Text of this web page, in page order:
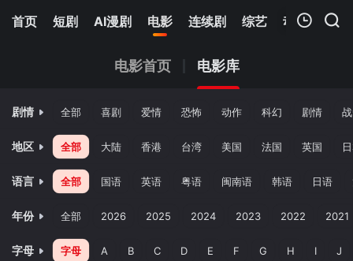
首页 短剧 AI漫剧 电影 连续剧 综艺 动漫
我的观影记录
暂无观看影片的记录
电影首页 电影库
剧情 全部 喜剧 爱情 恐怖 动作 科幻 剧情
地区 全部 大陆 香港 台湾 美国 法国 英国
语言 全部 国语 英语 粤语 闽南语 韩语 日语
年份 全部 2026 2025 2024 2023 2022 2021
字母 字母 A B C D E F G H I J